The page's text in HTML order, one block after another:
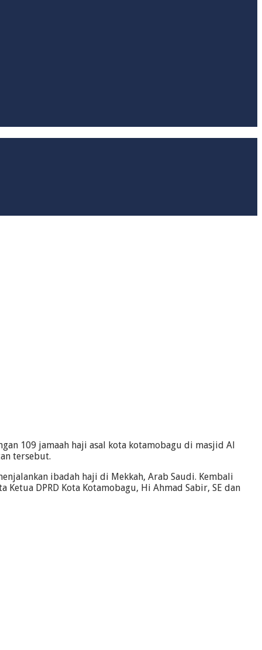
109 jamaah haji asal kota kotamobagu di masjid Al
tersebut.
ibadah haji di Mekkah, Arab Saudi. Kembali
DPRD Kota Kotamobagu, Hi Ahmad Sabir, SE dan